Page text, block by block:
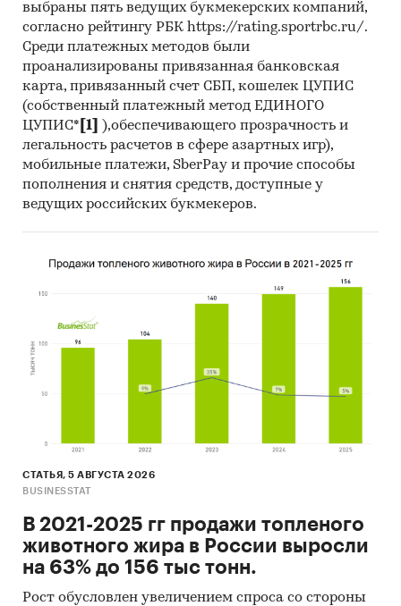
выбраны пять ведущих букмекерских компаний,
согласно рейтингу РБК https://rating.sportrbc.ru/.
Среди платежных методов были
проанализированы привязанная банковская
карта, привязанный счет СБП, кошелек ЦУПИС
(собственный платежный метод ЕДИНОГО
ЦУПИС* [1]
),обеспечивающего прозрачность и
легальность расчетов в сфере азартных игр),
мобильные платежи, SberPay и прочие способы
пополнения и снятия средств, доступные у
ведущих российских букмекеров.
СТАТЬЯ, 5 АВГУСТА 2026
BUSINESSTAT
В 2021-2025 гг продажи топленого
животного жира в России выросли
на 63% до 156 тыс тонн.
Рост обусловлен увеличением спроса со стороны